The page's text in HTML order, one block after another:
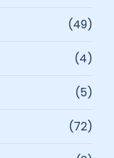
(49)
(4)
(5)
(72)